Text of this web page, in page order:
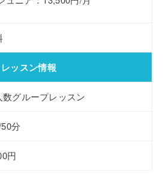
レッスン情報
数グループレッスン
分
円